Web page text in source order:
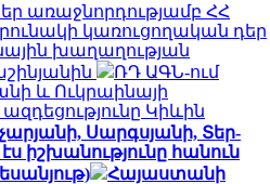
առաջնորդությամբ ՀՀ
կառուցողական դեր
խաղաղության
ՌԴ ԱԳՆ-ում
և Ուկրաինայի
Կիևին
Սարգսյանի, Տեր-
իշխանությունը հանուն
Հայաստանի